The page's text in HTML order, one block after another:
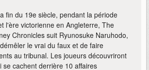
fin du 19e siècle, pendant la période
l'ère victorienne en Angleterre, The
Chronicles suit Ryunosuke Naruhodo,
le vrai du faux et de faire
au tribunal. Les joueurs découvriront
se cachent derrière 10 affaires